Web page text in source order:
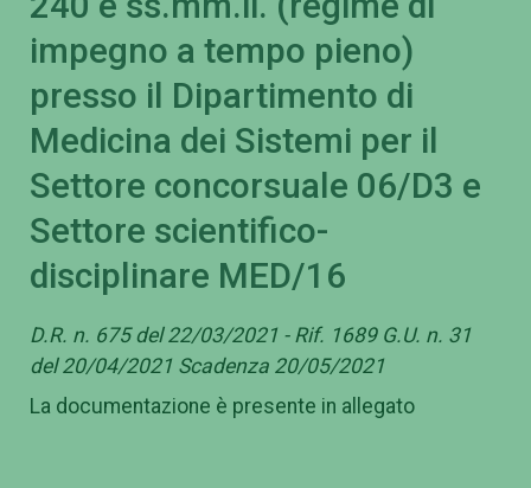
impegno a tempo pieno)
presso il Dipartimento di
Medicina dei Sistemi per il
Settore concorsuale 06/D3 e
Settore scientifico-
disciplinare MED/16
D.R. n. 675 del 22/03/2021 - Rif. 1689 G.U. n. 31
del 20/04/2021 Scadenza 20/05/2021
La documentazione è presente in allegato